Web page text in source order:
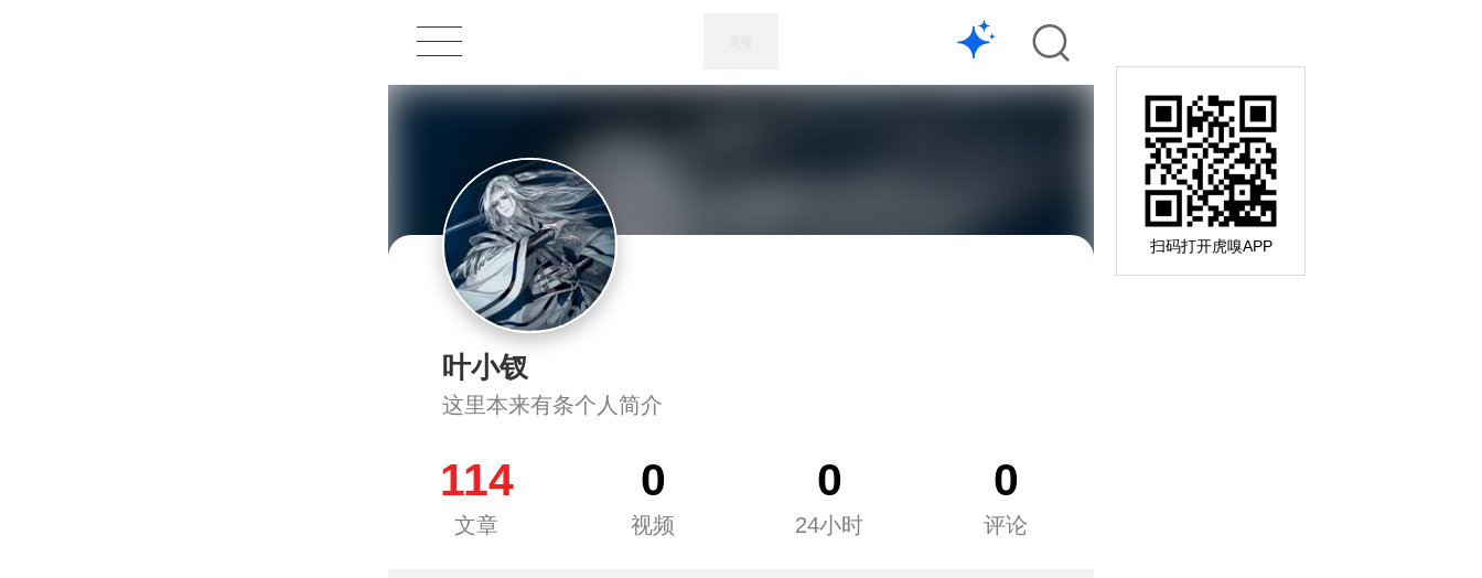
扫码打开虎嗅APP
叶小钗
这里本来有条个人简介
114
文章
0
视频
0
24小时
0
评论